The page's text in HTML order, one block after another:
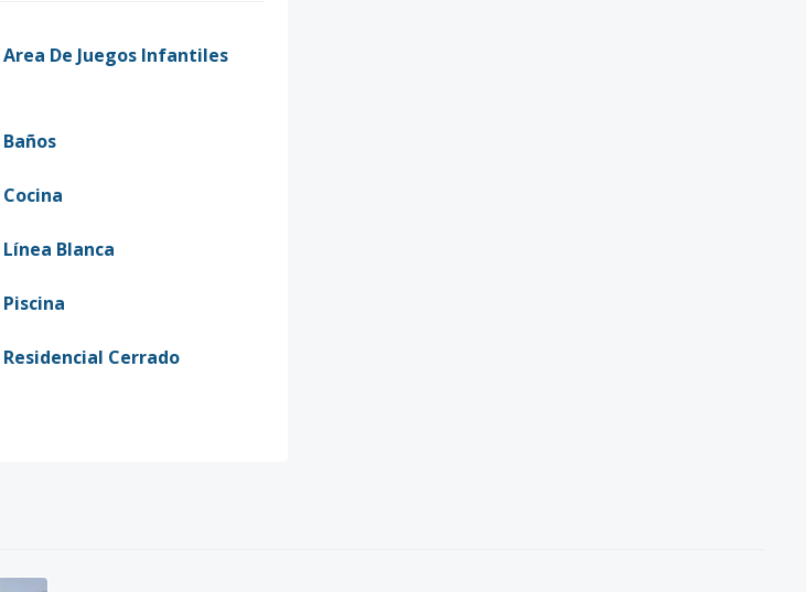
Area De Juegos Infantiles
Baños
Cocina
Línea Blanca
Piscina
Residencial Cerrado